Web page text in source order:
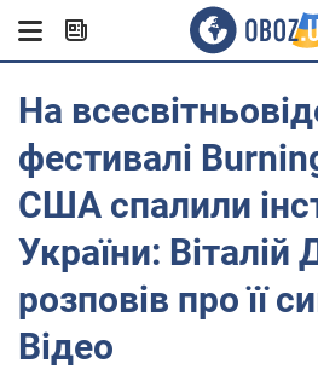
На
фестивалі
США спалили
України: Віталій
розповів про її
Відео